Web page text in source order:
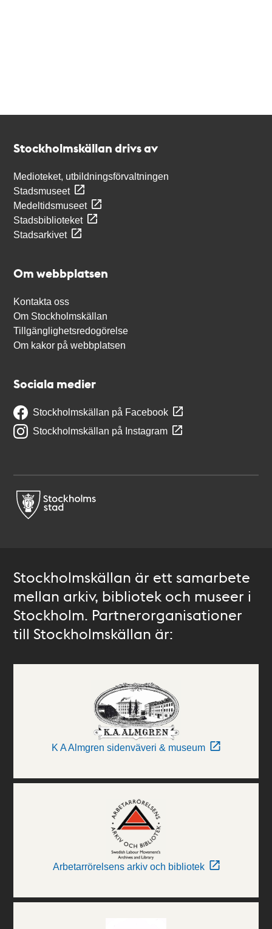
Stockholmskällan drivs av
Medioteket, utbildningsförvaltningen
Stadsmuseet
Medeltidsmuseet
Stadsbiblioteket
Stadsarkivet
Om webbplatsen
Kontakta oss
Om Stockholmskällan
Tillgänglighetsredogörelse
Om kakor på webbplatsen
Sociala medier
Stockholmskällan på Facebook
Stockholmskällan på Instagram
Stockholmskällan är ett samarbete
mellan arkiv, bibliotek och museer i
Stockholm. Partnerorganisationer
till Stockholmskällan är:
K A Almgren sidenväveri & museum
Arbetarrörelsens arkiv och bibliotek